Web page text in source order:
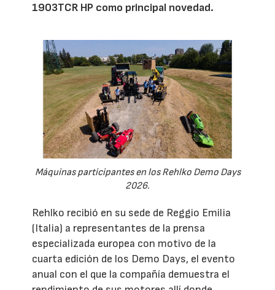
1903TCR HP como principal novedad.
Máquinas participantes en los Rehlko Demo Days
2026.
Rehlko recibió en su sede de Reggio Emilia
(Italia) a representantes de la prensa
especializada europea con motivo de la
cuarta edición de los Demo Days, el evento
anual con el que la compañía demuestra el